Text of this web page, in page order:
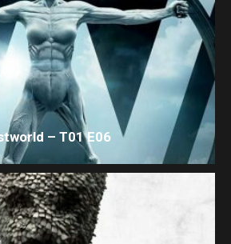
– T01 E06